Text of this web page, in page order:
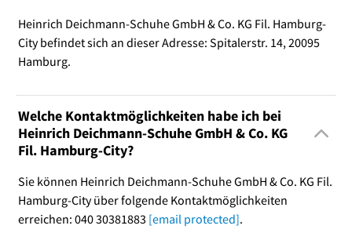
Heinrich Deichmann-Schuhe GmbH & Co. KG Fil. Hamburg-
City befindet sich an dieser Adresse: Spitalerstr. 14, 20095
Hamburg.
Welche Kontaktmöglichkeiten habe ich bei
Heinrich Deichmann-Schuhe GmbH & Co. KG
Fil. Hamburg-City?
Sie können Heinrich Deichmann-Schuhe GmbH & Co. KG Fil.
Hamburg-City über folgende Kontaktmöglichkeiten
erreichen: 040 30381883 [email protected].